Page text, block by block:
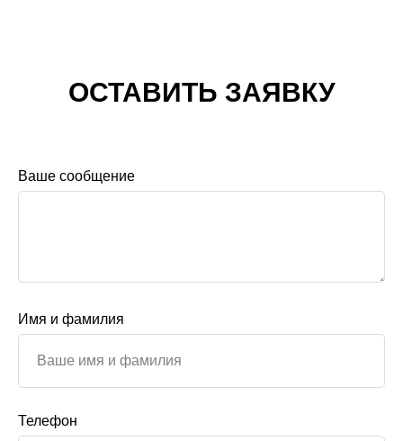
ОСТАВИТЬ ЗАЯВКУ
Ваше сообщение
Имя и фамилия
Телефон